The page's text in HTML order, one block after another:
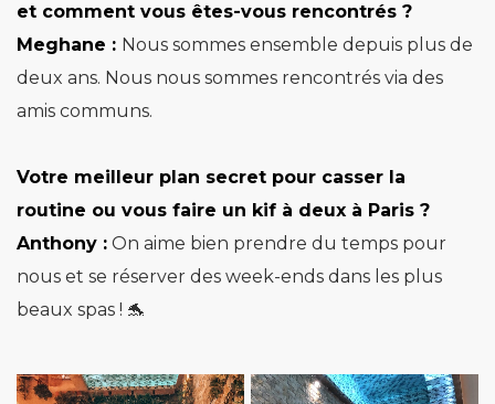
et comment vous êtes-vous rencontrés ?
Meghane : Nous sommes ensemble depuis plus de
deux ans. Nous nous sommes rencontrés via des
amis communs.
Votre meilleur plan secret pour casser la
routine ou vous faire un kif à deux à Paris ?
Anthony : On aime bien prendre du temps pour
nous et se réserver des week-ends dans les plus
beaux spas ! 🐬